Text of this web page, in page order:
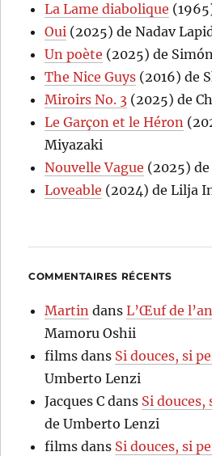
La Lame diabolique
Oui (2025) de Nadav
Un poète (2025) de
The Nice Guys (2016) de
Miroirs No. 3 (2025) de
Le Garçon et le Héron
Miyazaki
Nouvelle Vague (2025)
Loveable (2024) de Lilja
COMMENTAIRES RÉCENTS
Martin dansL’Œuf de
Mamoru Oshii
films dans Si douces, si
Umberto Lenzi
Jacques C dans Si douces,
de Umberto Lenzi
films dans Si douces, si